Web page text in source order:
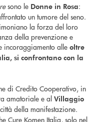
sono le Donne in Rosa:
un tumore del seno.
la forza del loro
della prevenzione e
incoraggiamento alle oltre
si confrontano con la
di Credito Cooperativo, in
amatoriale e al Villaggio
della manifestazione.
Cure Komen Italia, solo nel